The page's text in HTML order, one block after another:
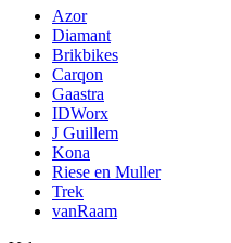
Azor
Diamant
Brikbikes
Carqon
Gaastra
IDWorx
J Guillem
Kona
Riese en Muller
Trek
vanRaam